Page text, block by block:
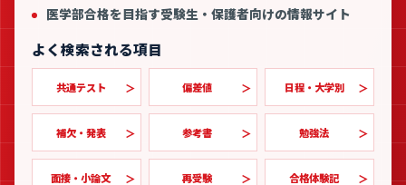
医学部合格を目指す受験生・保護者向けの情報サイト
よく検索される項目
共通テスト 偏差値 日程・大学別
補欠・発表 参考書 勉強法
面接・小論文 再受験 合格体験記